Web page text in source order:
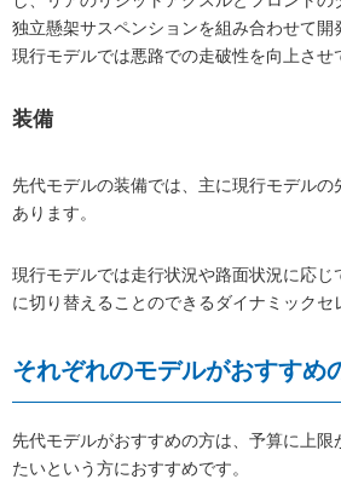
独立懸架サスペンションを組み合わせて開
現行モデルでは悪路での走破性を向上させ
装備
先代モデルの装備では、主に現行モデルの
あります。
現行モデルでは走行状況や路面状況に応じ
に切り替えることのできるダイナミックセ
それぞれのモデルがおすすめ
先代モデルがおすすめの方は、予算に上限
たいという方におすすめです。